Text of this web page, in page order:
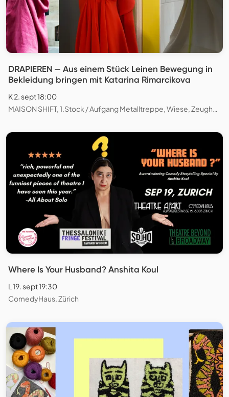
DRAPIEREN — Aus einem Stück Leinen Bewegung in
Bekleidung bringen mit Katarina Rimarcikova
K 2. sept 18:00
MAISON SHIFT, 1.Stock / Aufgang Metalltreppe, Wiese, Zeughausstrasse, Zürich, Schweiz
Where Is Your Husband? Anshita Koul
L 19. sept 19:30
ComedyHaus, Zürich